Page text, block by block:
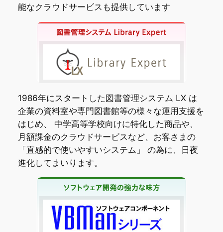
能なクラウドサービスも提供しています
1986年にスタートした図書管理システム LX は
企業の資料室や専門図書館等の様々な運用支援を
はじめ、 中学高等学校向けに特化した商品や、
月額課金のクラウドサービスなど、お客さまの
「直感的で使いやすいシステム」 の為に、日夜
進化してまいります。